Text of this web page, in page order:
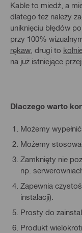
Kable to miedź, a
dlatego też należy
uniknięciu błędów
przy 100%
rękaw , drugi to
na już istniejące
Dlaczego warto
Możemy
Możemy
Zamknięty nie
np.
Zapewnia
instalacji).
Prosty do
Produkt